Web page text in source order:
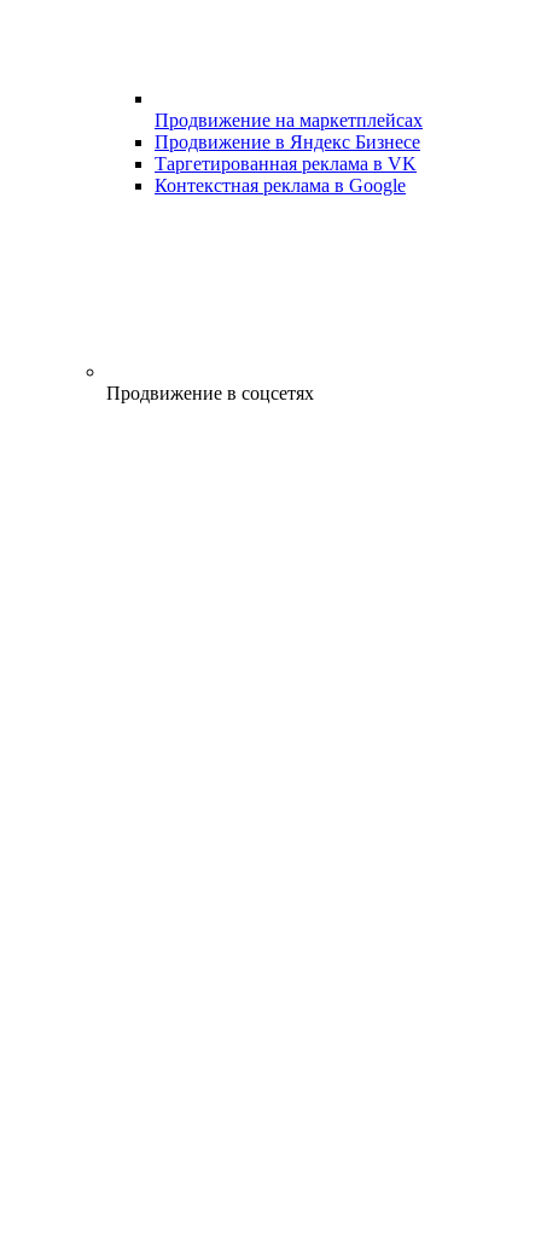
Продвижение на маркетплейсах
Продвижение в Яндекс Бизнесе
Таргетированная реклама в VK
Контекстная реклама в Google
Продвижение в соцсетях